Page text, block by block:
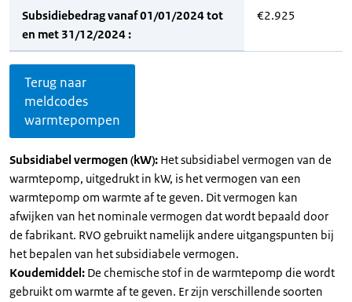
Subsidiebedrag vanaf 01/01/2024 tot
en met 31/12/2024 :
€2.925
Terug naar
meldcodes
warmtepompen
Subsidiabel vermogen (kW): Het subsidiabel vermogen van de
warmtepomp, uitgedrukt in kW, is het vermogen van een
warmtepomp om warmte af te geven. Dit vermogen kan
afwijken van het nominale vermogen dat wordt bepaald door
de fabrikant. RVO gebruikt namelijk andere uitgangspunten bij
het bepalen van het subsidiabele vermogen.
Koudemiddel: De chemische stof in de warmtepomp die wordt
gebruikt om warmte af te geven. Er zijn verschillende soorten